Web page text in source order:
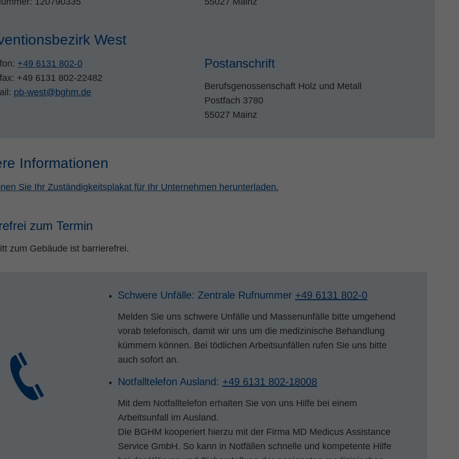
West
+49 6131 802-0
+49 6131 802-22482
pb-west@bghm.de
Postanschrift
Berufsgenossenschaft Holz und Metall
Postfach 3780
55027 Mainz
Informationen
Sie Ihr Zuständigkeitsplakat für Ihr Unternehmen herunterladen.
zum Termin
zum Gebäude ist barrierefrei.
Schwere Unfälle: Zentrale Rufnummer +49 6131 802-0
Melden Sie uns schwere Unfälle und Massenunfälle bitte umgehend
vorab telefonisch, damit wir uns um die medizinische Behandlung
kümmern können. Bei tödlichen Arbeitsunfällen rufen Sie uns bitte
auch sofort an.
Notfalltelefon Ausland: +49 6131 802-18008
Mit dem Notfalltelefon erhalten Sie von uns Hilfe bei einem
Arbeitsunfall im Ausland.
Die BGHM kooperiert hierzu mit der Firma MD Medicus Assistance
Service GmbH. So kann in Notfällen schnelle und kompetente Hilfe